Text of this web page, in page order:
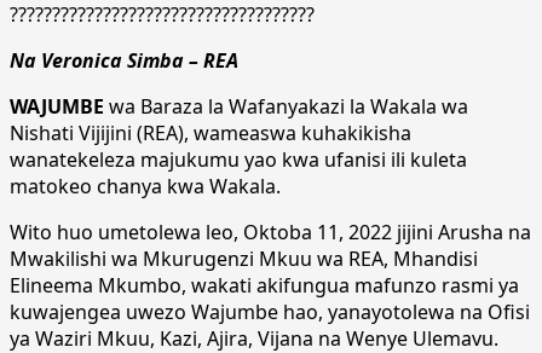
????????????????????????????????????
Na Veronica Simba – REA
WAJUMBE wa Baraza la Wafanyakazi la Wakala wa
Nishati Vijijini (REA), wameaswa kuhakikisha
wanatekeleza majukumu yao kwa ufanisi ili kuleta
matokeo chanya kwa Wakala.
Wito huo umetolewa leo, Oktoba 11, 2022 jijini Arusha na
Mwakilishi wa Mkurugenzi Mkuu wa REA, Mhandisi
Elineema Mkumbo, wakati akifungua mafunzo rasmi ya
kuwajengea uwezo Wajumbe hao, yanayotolewa na Ofisi
ya Waziri Mkuu, Kazi, Ajira, Vijana na Wenye Ulemavu.